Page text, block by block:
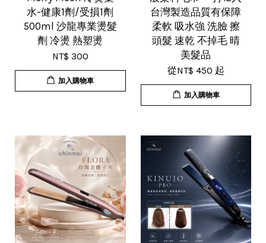
水-健康1劑/受損1劑
500ml 沙龍專業燙髮
劑 冷燙 熱塑燙
NT$ 300
加入購物車
台灣製造品質有保障
柔軟 吸水強 洗臉 擦
頭髮 速乾 不掉毛 晴
美髮品
從NT$ 450 起
加入購物車